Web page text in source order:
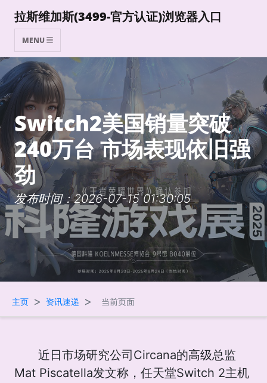
拉斯维加斯(3499-官方认证)浏览器入口
MENU
Switch2美国销量突破
240万台 市场表现依旧强
劲
发布时间：2026-07-15 01:30:05
主页 > 资讯速递 > 当前页面
近日市场研究公司Circana的高级总监
Mat Piscatella发文称，任天堂Switch 2主机